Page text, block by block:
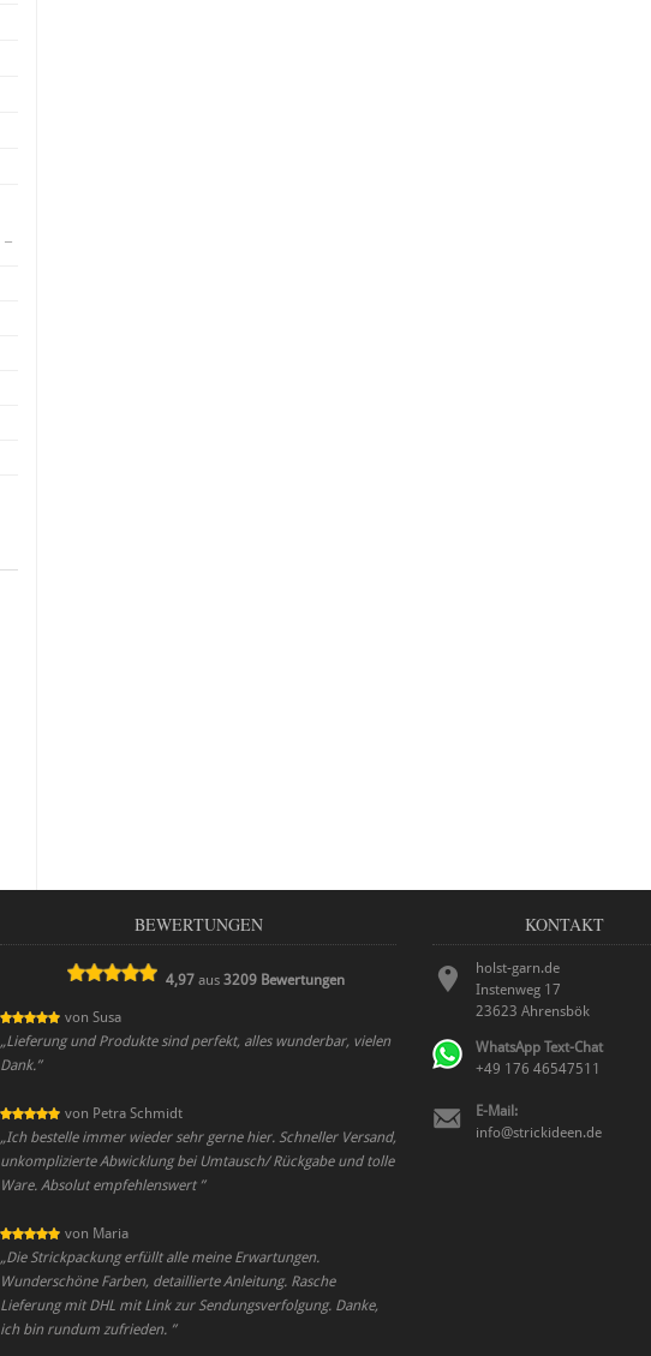
BEWERTUNGEN
4,97 aus3209 Bewertungen
von Susa
„Lieferung und Produkte sind perfekt, alles wunderbar, vielen
Dank.”
von Petra Schmidt
„Ich bestelle immer wieder sehr gerne hier. Schneller Versand,
unkomplizierte Abwicklung bei Umtausch/ Rückgabe und tolle
Ware. Absolut empfehlenswert ”
von Maria
„Die Strickpackung erfüllt alle meine Erwartungen.
Wunderschöne Farben, detaillierte Anleitung. Rasche
Lieferung mit DHL mit Link zur Sendungsverfolgung. Danke,
ich bin rundum zufrieden. ”
KONTAKT
holst-garn.de
Instenweg 17
23623 Ahrensbök
WhatsApp Text-Chat
+49 176 46547511
E-Mail:
info@strickideen.de